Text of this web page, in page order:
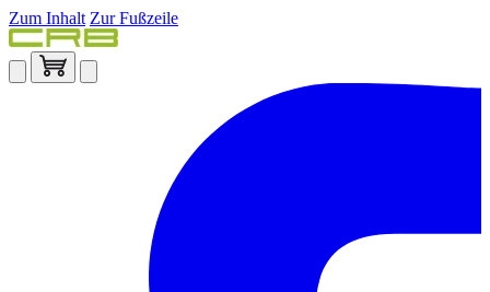
Zum Inhalt Zur Fußzeile